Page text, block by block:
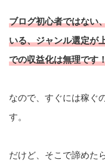
ブログ初心者ではない
いる、ジャンル選定が
での収益化は無理です
なので、すぐには稼ぐ
す。
だけど、そこで諦めた